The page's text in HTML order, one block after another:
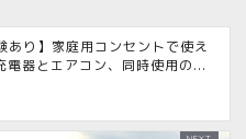
あり】家庭用コンセントで使え
電器とエアコン、同時使用の...